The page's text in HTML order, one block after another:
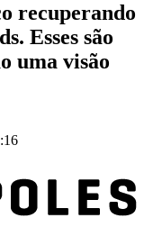
recuperando
Esses são
uma visão